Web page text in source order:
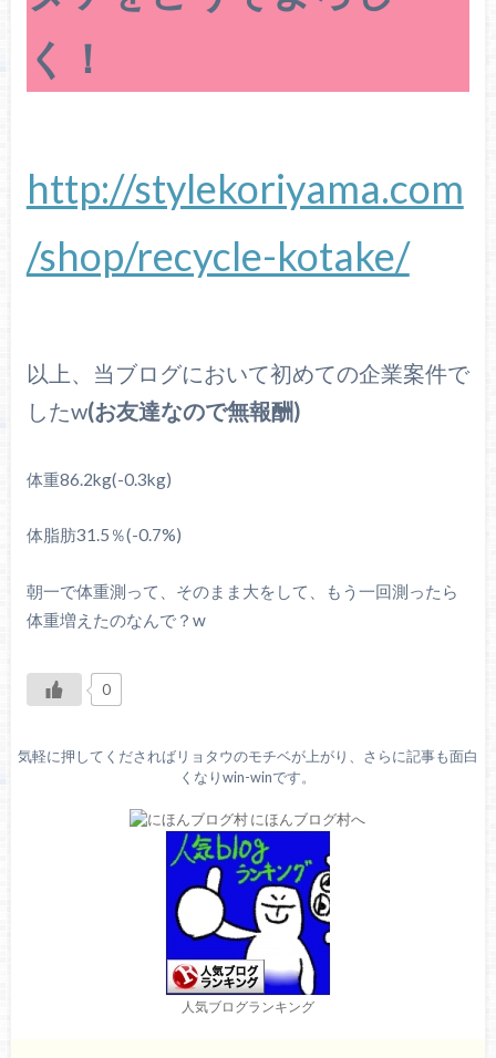
く！
http://stylekoriyama.com
/shop/recycle-kotake/
以上、当ブログにおいて初めての企業案件で
したw(お友達なので無報酬)
体重86.2kg(-0.3kg)
体脂肪31.5％(-0.7%)
朝一で体重測って、そのまま大をして、もう一回測ったら
体重増えたのなんで？w
0
気軽に押してくださればリョタウのモチベが上がり、さらに記事も面白
くなりwin-winです。
人気ブログランキング